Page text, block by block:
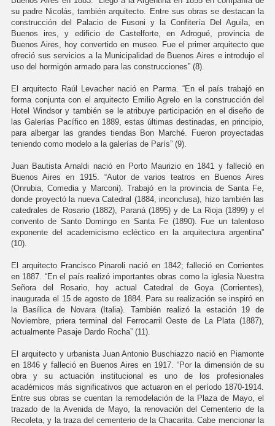
su padre Nicolás, también arquitecto. Entre sus obras se destacan la
construcción del Palacio de Fusoni y la Confitería Del Aguila, en
Buenos ires, y edificio de Castelforte, en Adrogué, provincia de
Buenos Aires, hoy convertido en museo. Fue el primer arquitecto que
ofreció sus servicios a la Municipalidad de Buenos Aires e introdujo el
uso del hormigón armado para las construcciones” (8).
El arquitecto Raúl Levacher nació en Parma. “En el país trabajó en
forma conjunta con el arquitecto Emilio Agrelo en la construcción del
Hotel Windsor y también se le atribuye participación en el diseño de
las Galerías Pacífico en 1889, estas últimas destinadas, en principio,
para albergar las grandes tiendas Bon Marché. Fueron proyectadas
teniendo como modelo a la galerías de París” (9).
Juan Bautista Arnaldi nació en Porto Maurizio en 1841 y falleció en
Buenos Aires en 1915. “Autor de varios teatros en Buenos Aires
(Onrubia, Comedia y Marconi). Trabajó en la provincia de Santa Fe,
donde proyectó la nueva Catedral (1884, inconclusa), hizo también las
catedrales de Rosario (1882), Paraná (1895) y de La Rioja (1899) y el
convento de Santo Domingo en Santa Fe (1890). Fue un talentoso
exponente del academicismo ecléctico en la arquitectura argentina”
(10).
El arquitecto Francisco Pinaroli nació en 1842; falleció en Corrientes
en 1887. “En el país realizó importantes obras como la iglesia Nuestra
Señora del Rosario, hoy actual Catedral de Goya (Corrientes),
inaugurada el 15 de agosto de 1884. Para su realización se inspiró en
la Basílica de Novara (Italia). También realizó la estación 19 de
Noviembre, priera terminal del Ferrocarril Oeste de La Plata (1887),
actualmente Pasaje Dardo Rocha” (11).
El arquitecto y urbanista Juan Antonio Buschiazzo nació en Piamonte
en 1846 y falleció en Buenos Aires en 1917. “Por la dimensión de su
obra y su actuación institucional es uno de los profesionales
académicos más significativos que actuaron en el período 1870-1914.
Entre sus obras se cuentan la remodelación de la Plaza de Mayo, el
trazado de la Avenida de Mayo, la renovación del Cementerio de la
Recoleta, y la traza del cementerio de la Chacarita. Cabe mencionar la